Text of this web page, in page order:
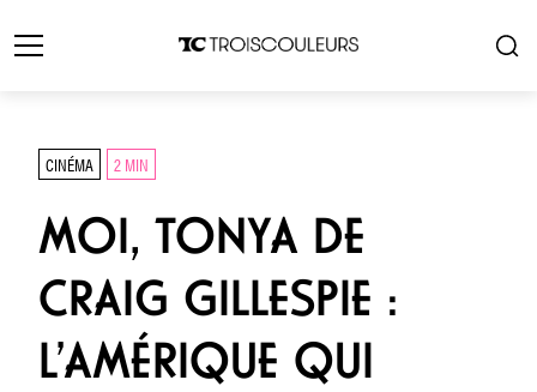
CINÉMA 2 MIN
MOI, TONYA DE
CRAIG GILLESPIE :
L’AMÉRIQUE QUI